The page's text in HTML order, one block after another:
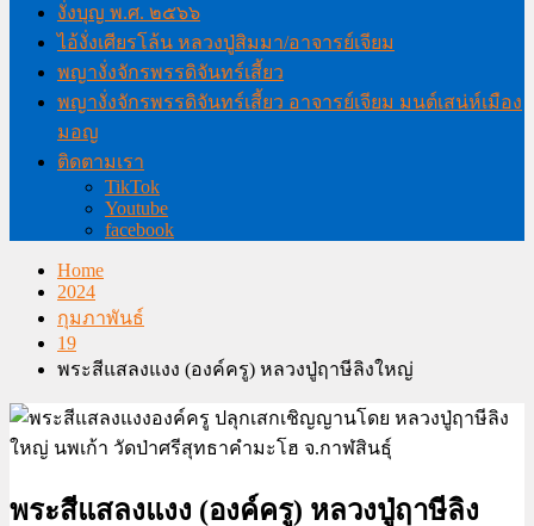
งั่งบุญ พ.ศ. ๒๕๖๖
ไอ้งั่งเศียรโล้น หลวงปู่สิมมา/อาจารย์เจียม
พญางั่งจักรพรรดิจันทร์เสี้ยว
พญางั่งจักรพรรดิจันทร์เสี้ยว อาจารย์เจียม มนต์เสน่ห์เมือง
มอญ
ติดตามเรา
TikTok
Youtube
facebook
Home
2024
กุมภาพันธ์
19
พระสีแสลงแงง (องค์ครู) หลวงปู่ฤาษีลิงใหญ่
พระสีแสลงแงง (องค์ครู) หลวงปู่ฤาษีลิง